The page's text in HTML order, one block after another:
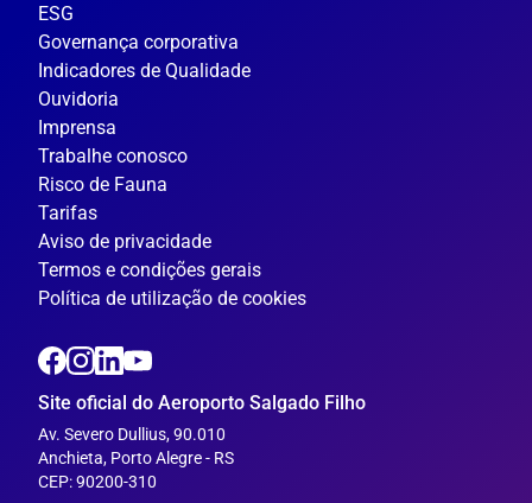
ESG
Governança corporativa
Indicadores de Qualidade
Ouvidoria
Imprensa
Trabalhe conosco
Risco de Fauna
Tarifas
Aviso de privacidade
Termos e condições gerais
Política de utilização de cookies
Site oficial do Aeroporto Salgado Filho
Av. Severo Dullius, 90.010
Anchieta, Porto Alegre - RS
CEP: 90200-310